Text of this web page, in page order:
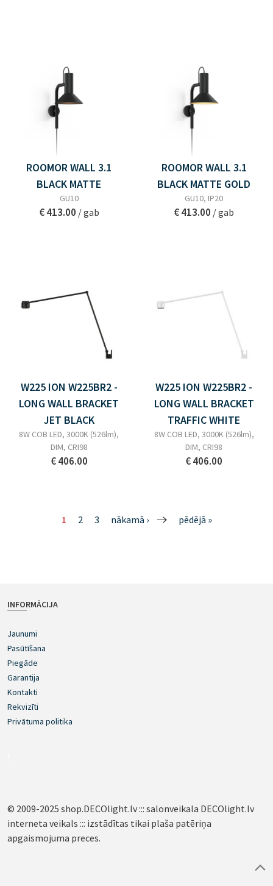
ROOMOR WALL 3.1
BLACK MATTE
GU10
€ 413.00 / gab
ROOMOR WALL 3.1
BLACK MATTE GOLD
GU10, IP20
€ 413.00 / gab
W225 ION W225BR2 -
LONG WALL BRACKET
JET BLACK
8W COB LED, 3000K (526lm),
DIM, CRI98
€ 406.00
W225 ION W225BR2 -
LONG WALL BRACKET
TRAFFIC WHITE
8W COB LED, 3000K (526lm),
DIM, CRI98
€ 406.00
1 2 3 nākamā › pēdējā »
INFORMĀCIJA
Jaunumi
Pasūtīšana
Piegāde
Garantija
Kontakti
Rekvizīti
Privātuma politika
© 2009-2025 shop.DECOlight.lv ::: salonveikala DECOlight.lv
interneta veikals ::: izstādītas tikai plaša patēriņa
apgaismojuma preces.